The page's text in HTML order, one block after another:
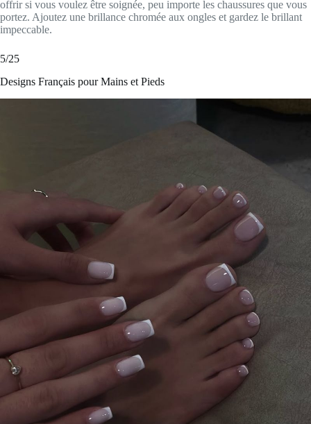
offrir si vous voulez être soignée, peu importe les chaussures que vous
portez. Ajoutez une brillance chromée aux ongles et gardez le brillant
impeccable.
5/25
Designs Français pour Mains et Pieds